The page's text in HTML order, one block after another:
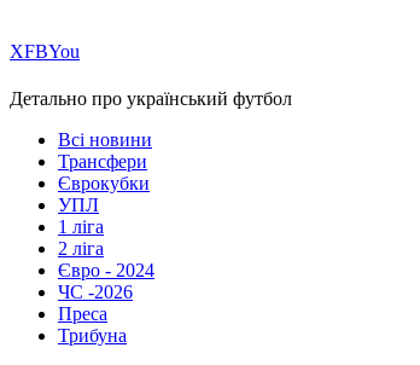
ХFBYou
Детально про український футбол
Всі новини
Трансфери
Єврокубки
УПЛ
1 ліга
2 ліга
Євро - 2024
ЧС -2026
Преса
Трибуна